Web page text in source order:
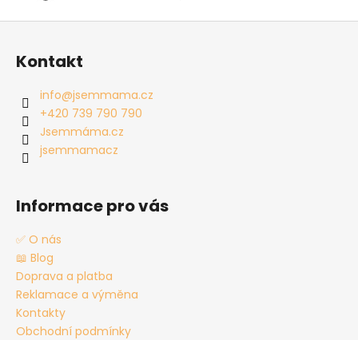
Z
Kontakt
info@jsemmama.cz
+420 739 790 790
Jsemmáma.cz
jsemmamacz
Informace pro vás
✅ O nás
📖 Blog
Doprava a platba
Reklamace a výměna
Kontakty
Obchodní podmínky